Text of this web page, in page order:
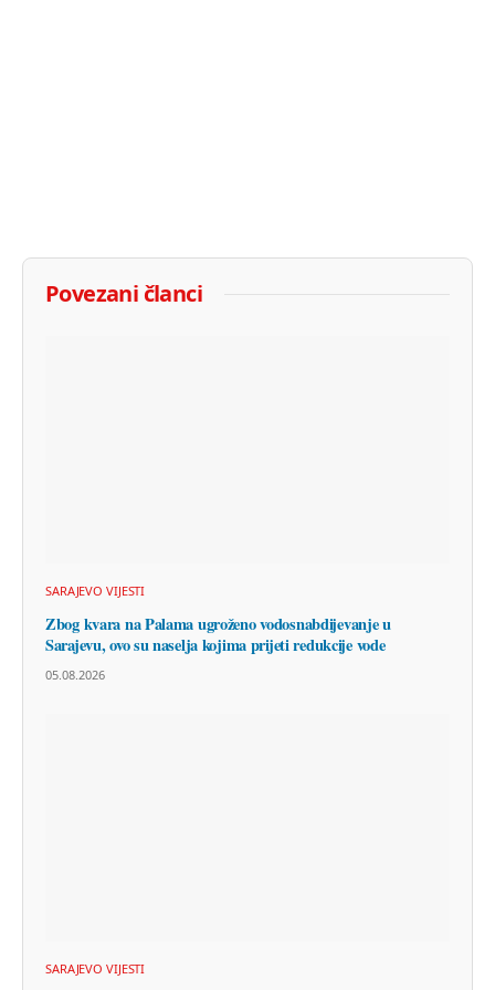
Povezani članci
SARAJEVO VIJESTI
Zbog kvara na Palama ugroženo vodosnabdijevanje u
Sarajevu, ovo su naselja kojima prijeti redukcije vode
05.08.2026
SARAJEVO VIJESTI